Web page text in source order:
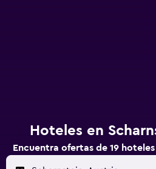
Hoteles en
Encuentra ofertas de 19